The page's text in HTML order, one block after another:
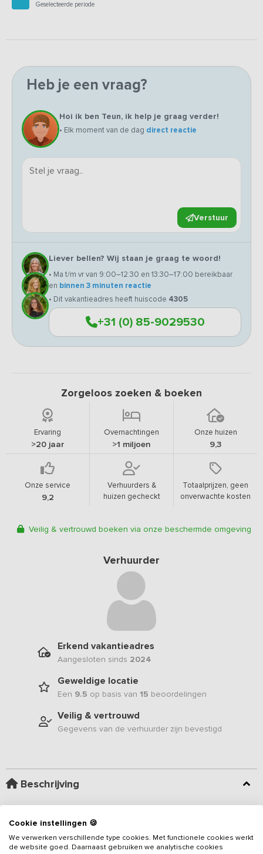
Geselecteerde periode
Heb je een vraag?
Hoi ik ben Teun, ik help je graag verder!
• Elk moment van de dag direct reactie
Verstuur
Liever bellen? Wij staan je graag te woord!
• Ma t/m vr van 9:00–12:30 en 13:30–17:00 bereikbaar
en binnen 3 minuten reactie
• Dit vakantieadres heeft huiscode 4305
+31 (0) 85-9029530
Zorgeloos zoeken & boeken
Ervaring
>20 jaar
Overnachtingen
>1 miljoen
Onze huizen
9,3
Onze service
9,2
Verhuurders &
huizen gecheckt
Totaalprijzen, geen
onverwachte kosten
Veilig & vertrouwd boeken via onze beschermde omgeving
Verhuurder
Erkend vakantieadres
Aangesloten sinds 2024
Geweldige locatie
Een 9.5 op basis van 15 beoordelingen
Veilig & vertrouwd
Gegevens van de verhuurder zijn bevestigd
Beschrijving
bosgebieden en landgoederen, staat dit 16-persoons
vakantieadreste pronken in het Limburgse landschap. Met veel
liefde is de vakantiewoning ingericht en gerenoveerd, waarbij de
Cookie instellingen 🍪
We verwerken verschillende type cookies. Met functionele cookies werkt
de website goed. Daarnaast gebruiken we analytische cookies